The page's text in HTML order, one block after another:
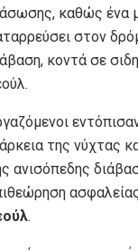
καθώς ένα
στον
κοντά σε
της νύχτας
ανισόπεδης
.